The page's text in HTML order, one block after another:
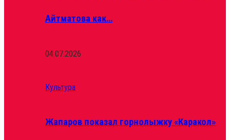
Айтматова как…
04.07.2026
Культура
Жапаров показал горнолыжку «Каракол»